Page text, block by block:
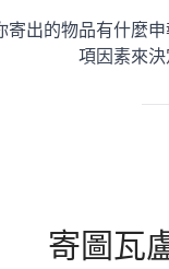
寄出的物品有什麼
項因素來
寄圖瓦